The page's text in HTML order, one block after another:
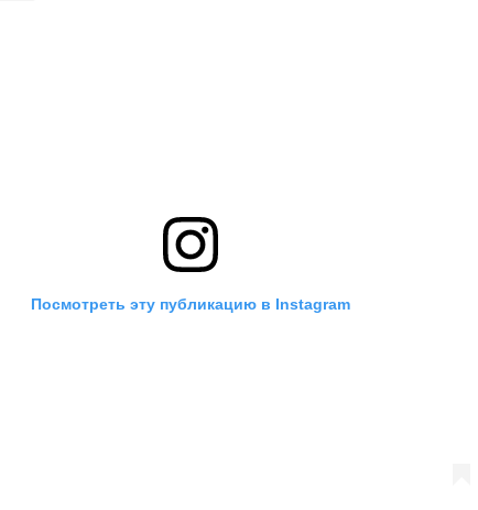
Посмотреть эту публикацию в Instagram